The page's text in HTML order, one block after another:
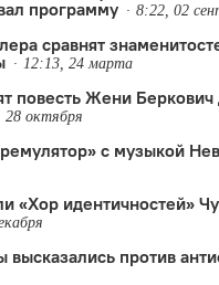
программу
8:22, 02
сравнят
12:13, 24 марта
повесть Жени Беркович
28 октября
с музыкой
«Хор идентичностей»
высказались против